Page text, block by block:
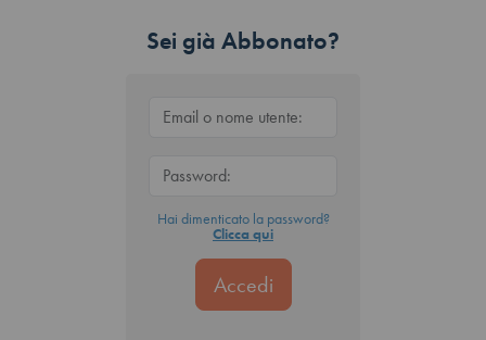
Sei già Abbonato?
Hai dimenticato la password?
Clicca qui